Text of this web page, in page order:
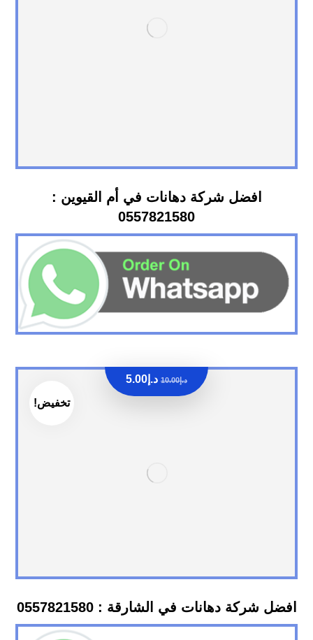
افضل شركة دهانات في أم القيوين :
0557821580
تخفيض!
افضل شركة دهانات في الشارقة : 0557821580
د.إ10.00 د.إ 5.00